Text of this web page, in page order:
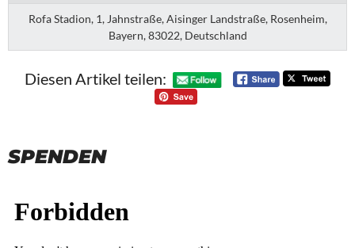
Rofa Stadion, 1, Jahnstraße, Aisinger Landstraße, Rosenheim,
Bayern, 83022, Deutschland
Diesen Artikel teilen:
SPENDEN